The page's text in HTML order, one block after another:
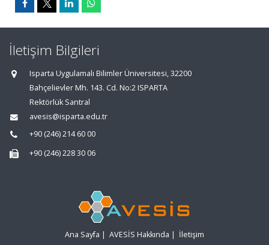
İletişim Bilgileri
Isparta Uygulamalı Bilimler Üniversitesi, 32200
Bahçelievler Mh. 143. Cd. No:2 ISPARTA
Rektörlük Santral
avesis@isparta.edu.tr
+90 (246) 214 60 00
+90 (246) 228 30 06
Ana Sayfa | AVESİS Hakkında | İletişim